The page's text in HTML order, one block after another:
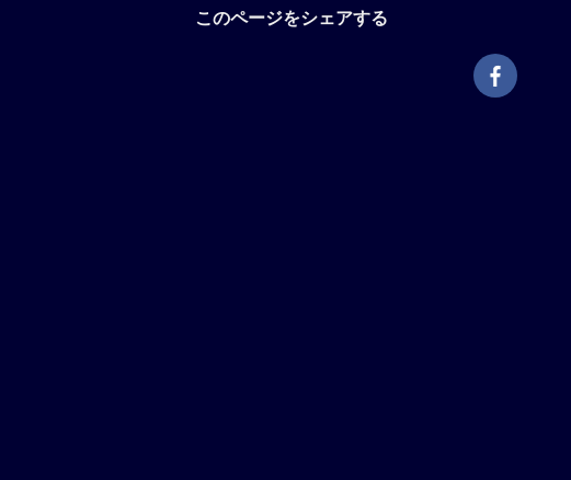
このページをシェアする